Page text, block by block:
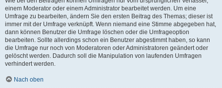
einem Moderator oder einem Administrator bearbeitet werden. Um eine
Umfrage zu bearbeiten, ändern Sie den ersten Beitrag des Themas; dieser ist
immer mit der Umfrage verknüpft. Wenn niemand eine Stimme abgegeben hat,
dann können Benutzer die Umfrage löschen oder die Umfrageoption
bearbeiten. Sollte allerdings schon ein Benutzer abgestimmt haben, so kann
die Umfrage nur noch von Moderatoren oder Administratoren geändert oder
gelöscht werden. Dadurch soll die Manipulation von laufenden Umfragen
verhindert werden.
Nach oben